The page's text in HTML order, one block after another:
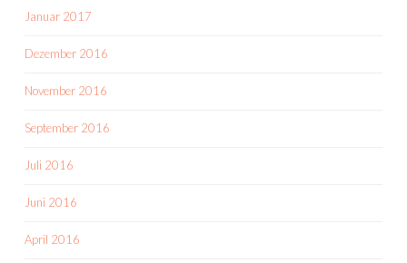
Januar 2017
Dezember 2016
November 2016
September 2016
Juli 2016
Juni 2016
April 2016